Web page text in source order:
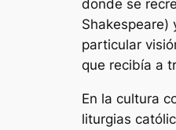
donde se
Shakespeare)
particular
que recibía a
En la cultura
liturgias